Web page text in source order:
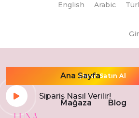
English
Arabic
Ana Sayfa
Mağaza Blog
Mutluluk yaratıyoruz ve sizden
Şimdi Satın Al
Sipariş Nasıl Verilir!
Şimdi Satın Al